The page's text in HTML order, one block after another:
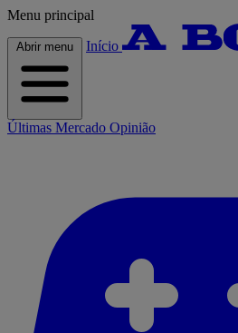
Menu principal
Abrir menu Início
Últimas Mercado Opinião